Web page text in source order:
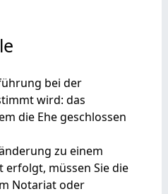
bei der
wird: das
die Ehe geschlossen
zu einem
müssen Sie die
Notariat oder